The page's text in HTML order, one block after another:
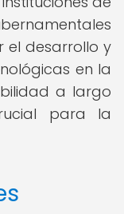
el desarrollo y
en la
a largo
para la